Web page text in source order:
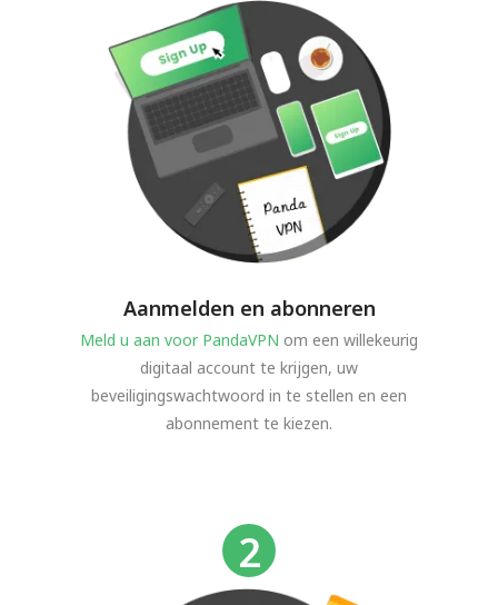
Aanmelden en abonneren
Meld u aan voor PandaVPN om een willekeurig
digitaal account te krijgen, uw
beveiligingswachtwoord in te stellen en een
abonnement te kiezen.